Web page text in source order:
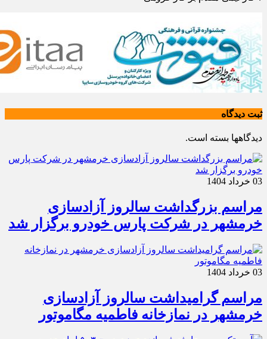
ثبت دیدگاه
دیدگاهها بسته است.
03 خرداد 1404
مراسم بزرگداشت سالروز آزادسازی
خرمشهر در شرکت پارس خودرو برگزار شد
03 خرداد 1404
مراسم گرامیداشت سالروز آزادسازی
خرمشهر در نمازخانه فاطمیه مگاموتور